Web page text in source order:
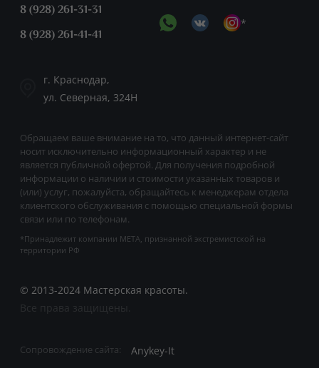
Обращаем ваше внимание на то, что данный интернет-сайт
носит исключительно информационный характер и не
является публичной офертой. Для получения подробной
информации о наличии и стоимости указанных товаров и
(или) услуг, пожалуйста, обращайтесь к менеджерам отдела
клиентского обслуживания с помощью специальной формы
связи или по телефонам.
*Принадлежит компании META, признанной экстремистской на
территории РФ
© 2013-2024 Мастерская красоты.
Все права защищены.
8 (928) 261-31-31
8 (928) 261-41-41
*
г. Краснодар,
ул. Северная, 324Н
Сопровождение сайта: Anykey-It